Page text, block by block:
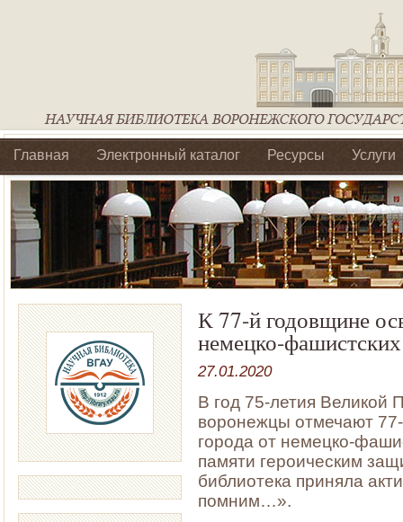
Главная Электронный каталог Ресурсы Услуги
Библиотеки регионального отделения Ассоциации
К 77-й годовщине
немецко-фашистских
27.01.2020
В год 75-летия Великой
воронежцы отмечают
города от немецко-
памяти героическим
библиотека приняла
помним…».